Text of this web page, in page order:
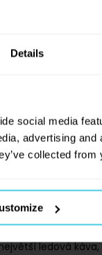
Details
social media
advertising
collected
týden
zajímavosti
ně znamenal
ledová